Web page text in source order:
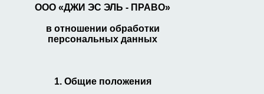
ООО «ДЖИ ЭС ЭЛЬ - ПРАВО»
в отношении обработки
персональных данных
1. Общие положения